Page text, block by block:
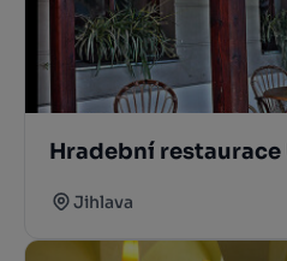
Hradební restaurace
Jihlava